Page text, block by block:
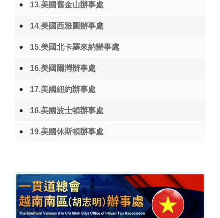
13.美國舊金山辦事處
14.美國西雅圖辦事處
15.美國北卡羅來納辦事處
16.美國爾灣辦事處
17.美國紐約辦事處
18.美國波士頓辦事處
19.美國休斯頓辦事處